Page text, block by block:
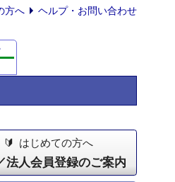
方へ ヘルプ・お問い合わせ
はじめての方へ
法人会員登録のご案内